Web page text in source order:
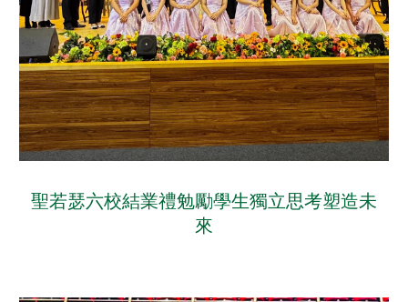
聖若瑟六校結業禮勉勵學生獨立思考塑造未
來